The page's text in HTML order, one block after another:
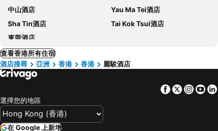
中山酒店
Yau Ma Tei酒店
Sha Tin酒店
Tai Kok Tsui酒店
東莞酒店
查看香港所有住宿
酒店搜尋
亞洲 香港 香港 麗駿酒店
Facebook
Twitter
選擇您的地區
在 Google 上新增